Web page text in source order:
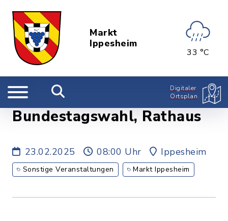
Markt
Ippesheim
33 °C
Digitaler
Ortsplan
Bundestagswahl, Rathaus
23.02.2025 08:00 Uhr Ippesheim
Sonstige Veranstaltungen Markt Ippesheim